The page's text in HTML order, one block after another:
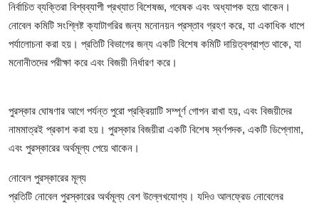
নির্বাচিত ব্যক্তিরা বিশ্বব্যাপী প্রখ্যাত বিশেষজ্ঞ, গবেষক এবং অধ্যাপক হয়ে থাকেন।
নোবেল কমিটি সংশ্লিষ্ট ক্যাটাগরির জন্য মনোনয়ন প্রস্তাব গ্রহণ করে, যা একাধিক ধাপে
পর্যালোচনা করা হয়। প্রতিটি বিভাগের জন্য একটি বিশেষ কমিটি দায়িত্বপ্রাপ্ত থাকে, যা
মনোনীতদের পরীক্ষা করে এবং বিজয়ী নির্ধারণ করে।
পুরস্কার ঘোষণার আগে পর্যন্ত পুরো প্রক্রিয়াটি সম্পূর্ণ গোপন রাখা হয়, এবং বিজয়ীদের
নামমাত্রই প্রকাশ করা হয়। পুরস্কার বিজয়ীরা একটি বিশেষ স্বর্ণপদক, একটি ডিপ্লোমা,
এবং পুরস্কারের অর্থমূল্য পেয়ে থাকেন।
নোবেল পুরস্কারের মূল্য
প্রতিটি নোবেল পুরস্কারের অর্থমূল্য বেশ উল্লেখযোগ্য। যদিও আলফ্রেড নোবেলের